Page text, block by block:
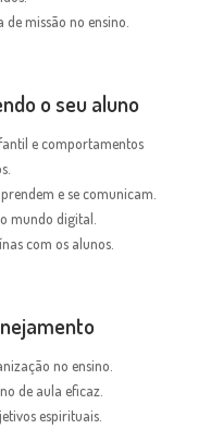
missão no ensino.
o seu aluno
e comportamentos
e se comunicam.
mundo digital.
com os alunos.
no ensino.
de aula eficaz.
espirituais.